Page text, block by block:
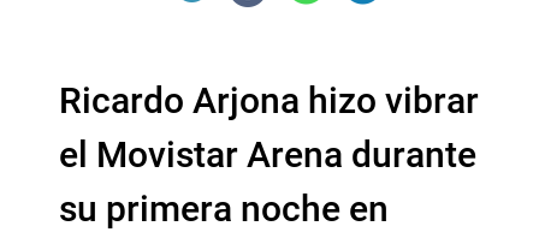
Ricardo Arjona hizo vibrar
el Movistar Arena durante
su primera noche en